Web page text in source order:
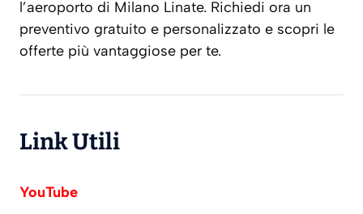
l’aeroporto di Milano Linate. Richiedi ora un
preventivo gratuito e personalizzato e scopri le
offerte più vantaggiose per te.
Link Utili
YouTube